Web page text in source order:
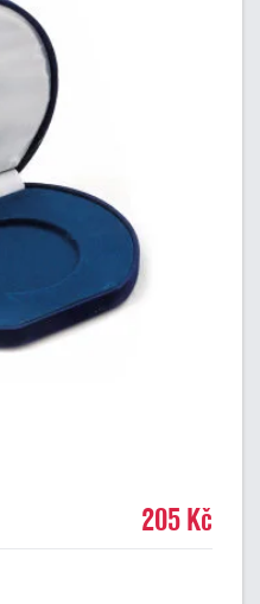
205 Kč